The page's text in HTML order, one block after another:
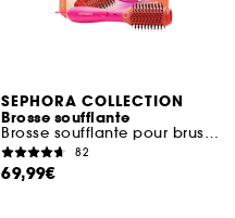
SEPHORA COLLECTION
Brosse soufflante
Brosse soufflante pour brushing effet volume
82
69,99€